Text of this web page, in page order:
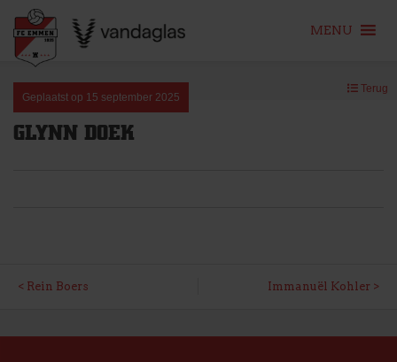
content
MENU
Geplaatst op 15 september 2025
Terug
GLYNN DOEK
BERICHT
Rein Boers Immanuël Kohler